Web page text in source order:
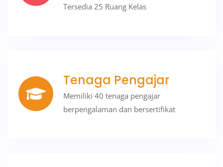
Tersedia 25 Ruang Kelas
Tenaga Pengajar
Memiliki 40 tenaga pengajar
berpengalaman dan bersertifikat